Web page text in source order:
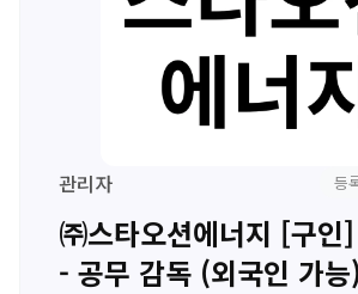
관리자 등
㈜스타오션에너지 [구인
- 공무 감독 (외국인 가능)